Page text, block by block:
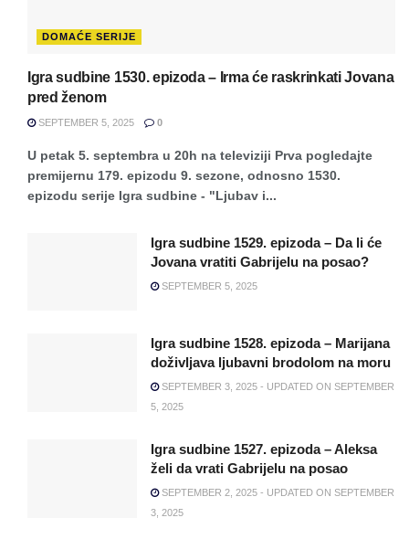
DOMAĆE SERIJE
Igra sudbine 1530. epizoda – Irma će raskrinkati Jovana
pred ženom
SEPTEMBER 5, 2025 0
U petak 5. septembra u 20h na televiziji Prva pogledajte
premijernu 179. epizodu 9. sezone, odnosno 1530.
epizodu serije Igra sudbine - "Ljubav i...
Igra sudbine 1529. epizoda – Da li će
Jovana vratiti Gabrijelu na posao?
SEPTEMBER 5, 2025
Igra sudbine 1528. epizoda – Marijana
doživljava ljubavni brodolom na moru
SEPTEMBER 3, 2025 - UPDATED ON SEPTEMBER
5, 2025
Igra sudbine 1527. epizoda – Aleksa
želi da vrati Gabrijelu na posao
SEPTEMBER 2, 2025 - UPDATED ON SEPTEMBER
3, 2025